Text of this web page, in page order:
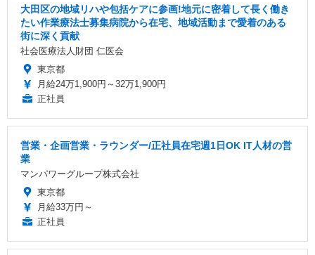
大田区の地域リハや包括ケアに参画!地元に密着して長く働き
たい作業療法士募集病院から在宅、地域活動まで愛着のある
街に深く貢献
社会医療法人財団 仁医会
東京都
月給24万1,900円～32万1,900円
正社員
営業・企画営業・ラウンダー/正社員在宅週1日OK IT人材の営
業
マンパワーグループ株式会社
東京都
月給33万円～
正社員